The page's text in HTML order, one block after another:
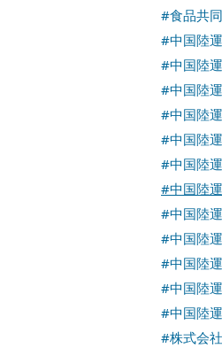
#食品共
#中国陸運
#中国陸
#中国陸
#中国陸
#中国陸
#中国陸
#中国陸
#中国陸
#中国陸
#中国陸
#中国陸
#中国陸
#株式会